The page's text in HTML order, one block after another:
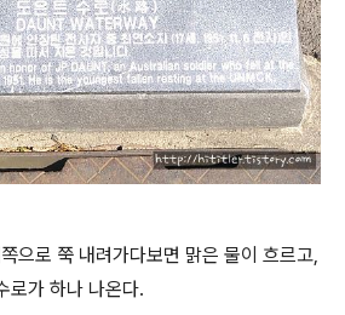
으로 쭉 내려가다보면 맑은 물이 흐르고,
로가 하나 나온다.